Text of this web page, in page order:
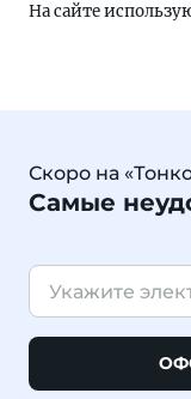
На сайте
Скоро на
Самые